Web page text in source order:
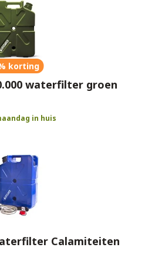
korting
waterfilter groen
in huis
Calamiteiten